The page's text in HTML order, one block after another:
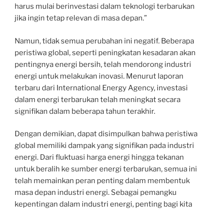
harus mulai berinvestasi dalam teknologi terbarukan
jika ingin tetap relevan di masa depan.”
Namun, tidak semua perubahan ini negatif. Beberapa
peristiwa global, seperti peningkatan kesadaran akan
pentingnya energi bersih, telah mendorong industri
energi untuk melakukan inovasi. Menurut laporan
terbaru dari International Energy Agency, investasi
dalam energi terbarukan telah meningkat secara
signifikan dalam beberapa tahun terakhir.
Dengan demikian, dapat disimpulkan bahwa peristiwa
global memiliki dampak yang signifikan pada industri
energi. Dari fluktuasi harga energi hingga tekanan
untuk beralih ke sumber energi terbarukan, semua ini
telah memainkan peran penting dalam membentuk
masa depan industri energi. Sebagai pemangku
kepentingan dalam industri energi, penting bagi kita